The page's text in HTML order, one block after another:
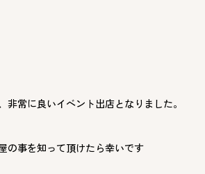
非常に良いイベント出店となりました。
の事を知って頂けたら幸いです